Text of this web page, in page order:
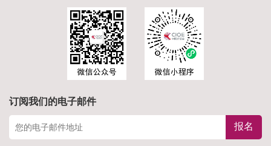
订阅我们的电子邮件
报名